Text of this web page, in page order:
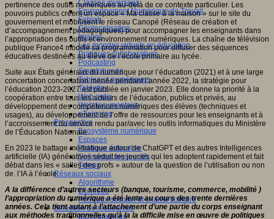
Classes inversées
Environnement Numérique de Travail
Fablab
Géolocalisation
Images
Les mondes virtuels en éducation
Pratiques collaboratives
Podcasting
Smartphones
Tableaux numériques
Tablettes
Web radio
Webdocumentaire
eTwinning
Prospective
Ecosystème numérique
Espaces
Politique éducative
Scénarios prospectifs
Temps
Réseaux sociaux
Algorithme
Données
Réseaux sociaux et champ scolaire
Sélection de ressources
Bibliographies
pertinence des outils numériques au-delà de ce contexte particulier. Les
pouvoirs publics créent un espace « Ma classe à la maison » sur le site du
gouvernement et mobilisent le réseau Canopé (Réseau de création et
d’accompagnement pédagogiques) pour accompagner les enseignants dans
l’appropriation des outils et environnement numériques. La chaîne de télévision
publique France4 modifie sa programmation pour diffuser des séquences
éducatives destinées au élève de l’école primaire au lycée.
Suite aux États généraux du numérique pour l’éducation (2021) et à une large
concertation concertation menée pendant l’année 2022, la stratégie pour
l’éducation 2023-2027 est publiée en janvier 2023. Elle donne la priorité à la
coopération entre tous les acteurs de l’éducation, publics et privés, au
développement des compétences numériques des élèves (techniques et
usages), au développement de l’offre de ressources pour les enseignants et à
l’accroissement du service rendu par/avec les outils informatiques du Ministère
de l’Éducation Nationale .
En 2023 le battage médiatique autour de ChatGPT et des autres Intelligences
artificielle (IA) génératives séduit les jeunes qui les adoptent rapidement et fait
débat dans les « salles des profs » autour de la question de l’utilisation ou non
de. l’IA à l’école.
A la différence d’autres secteurs (banque, tourisme, commerce, mobilité )
l’appropriation du numérique a été lente au cours des trente dernières
années. Cela tient autant à l’attachement d’une partie du corps enseignant
aux méthodes traditionnelles qu’à la la difficile mise en œuvre de politiques